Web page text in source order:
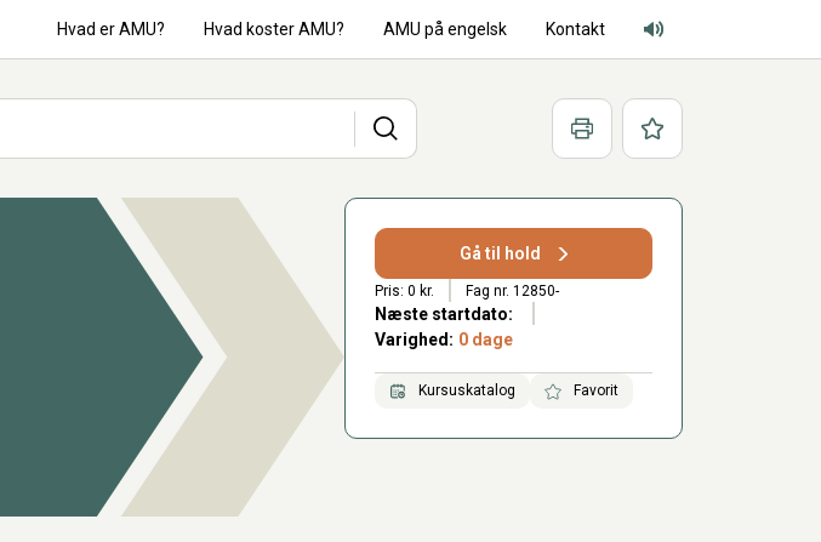
Hvad er AMU? Hvad koster AMU? AMU på engelsk Kontakt
Adgang for alle lyd
Søg Print Favoritter
Gå til hold
Pris: 0 kr. Fag nr. 12850-
Næste startdato:
Varighed: 0 dage
Kursuskatalog Favorit